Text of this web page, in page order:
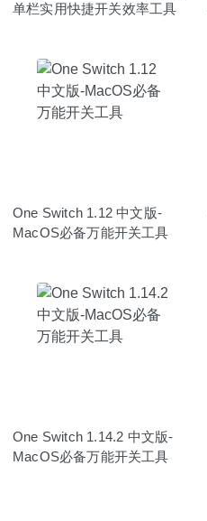
单栏实用快捷开关效率工具
One Switch 1.12 中文版-
MacOS必备万能开关工具
One Switch 1.14.2 中文版-
MacOS必备万能开关工具